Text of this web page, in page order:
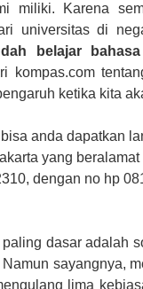
miliki. Karena
universitas di
belajar
kompas.com
ketika kita
anda dapatkan
yang
dengan no hp
dasar adalah
sayangnya,
lima
Study dan